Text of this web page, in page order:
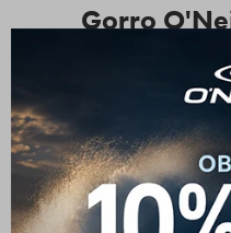
Gorro
- Un plus
El gorro O'Neill Retro
técnica que necesitas
que caracteriza a la
punto acanalado de alta
una calidez excepcional y